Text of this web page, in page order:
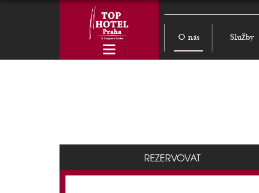
O nás Služby
REZERVOVAT